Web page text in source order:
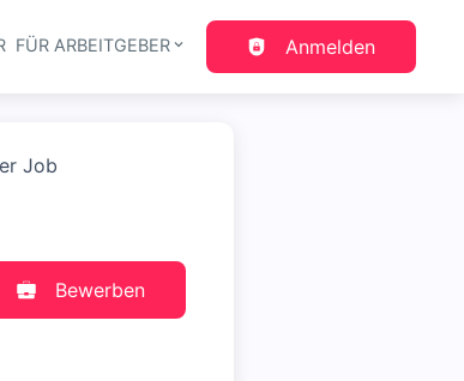
FÜR ARBEITGEBER Anmelden
Job
Bewerben